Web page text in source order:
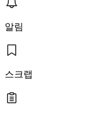
알림
스크랩